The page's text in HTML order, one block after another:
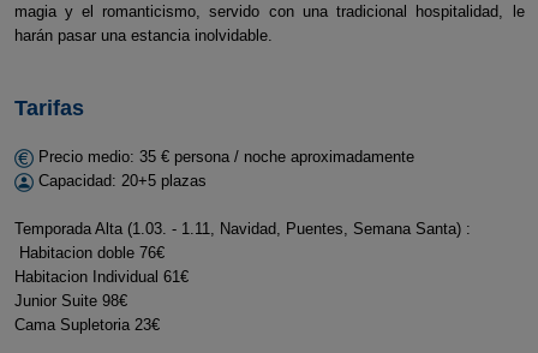
magia y el romanticismo, servido con una tradicional hospitalidad, le
harán pasar una estancia inolvidable.
Tarifas
Precio medio: 35 € persona / noche aproximadamente
Capacidad: 20+5 plazas
Temporada Alta (1.03. - 1.11, Navidad, Puentes, Semana Santa) :
Habitacion doble 76€
Habitacion Individual 61€
Junior Suite 98€
Cama Supletoria 23€